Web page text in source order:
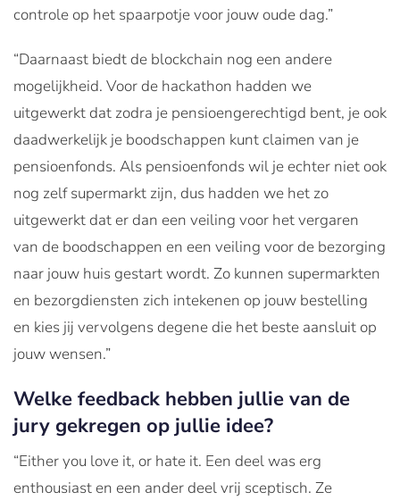
controle op het spaarpotje voor jouw oude dag.”
“Daarnaast biedt de blockchain nog een andere
mogelijkheid. Voor de hackathon hadden we
uitgewerkt dat zodra je pensioengerechtigd bent, je ook
daadwerkelijk je boodschappen kunt claimen van je
pensioenfonds. Als pensioenfonds wil je echter niet ook
nog zelf supermarkt zijn, dus hadden we het zo
uitgewerkt dat er dan een veiling voor het vergaren
van de boodschappen en een veiling voor de bezorging
naar jouw huis gestart wordt. Zo kunnen supermarkten
en bezorgdiensten zich intekenen op jouw bestelling
en kies jij vervolgens degene die het beste aansluit op
jouw wensen.”
Welke feedback hebben jullie van de
jury gekregen op jullie idee?
“Either you love it, or hate it. Een deel was erg
enthousiast en een ander deel vrij sceptisch. Ze